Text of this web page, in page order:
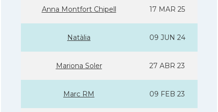
Anna Montfort Chipell 17 MAR 25
Natàlia 09 JUN 24
Mariona Soler 27 ABR 23
Marc RM 09 FEB 23